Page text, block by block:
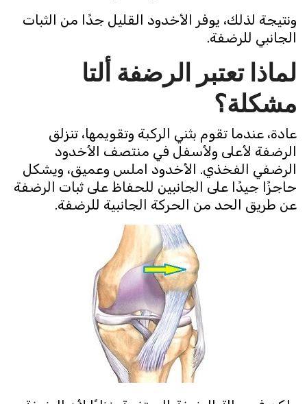
ونتيجة لذلك، يوفر الأخدود القليل جدًا من الثبات
الجانبي للرضفة.
لماذا تعتبر الرضفة ألتا
مشكلة؟
عادة، عندما تقوم بثني الركبة وتقويمها، تنزلق
الرضفة لأعلى ولأسفل في منتصف الأخدود
الرضفي الفخذي. الأخدود املس وعميق، ويشكل
حاجزًا جيدًا على الجانبين للحفاظ على ثبات الرضفة
عن طريق الحد من الحركة الجانبية للرضفة.